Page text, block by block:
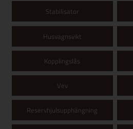
Stabilisator
Husvagnsvikt
Kopplingslås
Vev
Reservhjulsupphängning